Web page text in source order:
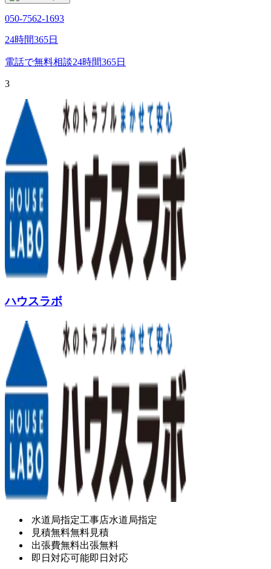
050-7562-1693
24時間365日
電話で無料相談24時間365日
3
ハウスラボ
水道局指定工事店水道局指定
見積無料無料見積
出張費無料出張無料
即日対応可能即日対応